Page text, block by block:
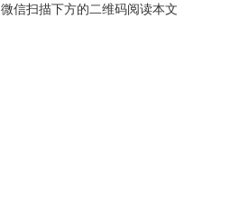
微信扫描下方的二维码阅读本文